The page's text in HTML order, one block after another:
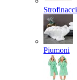
Strofinacci
Piumoni